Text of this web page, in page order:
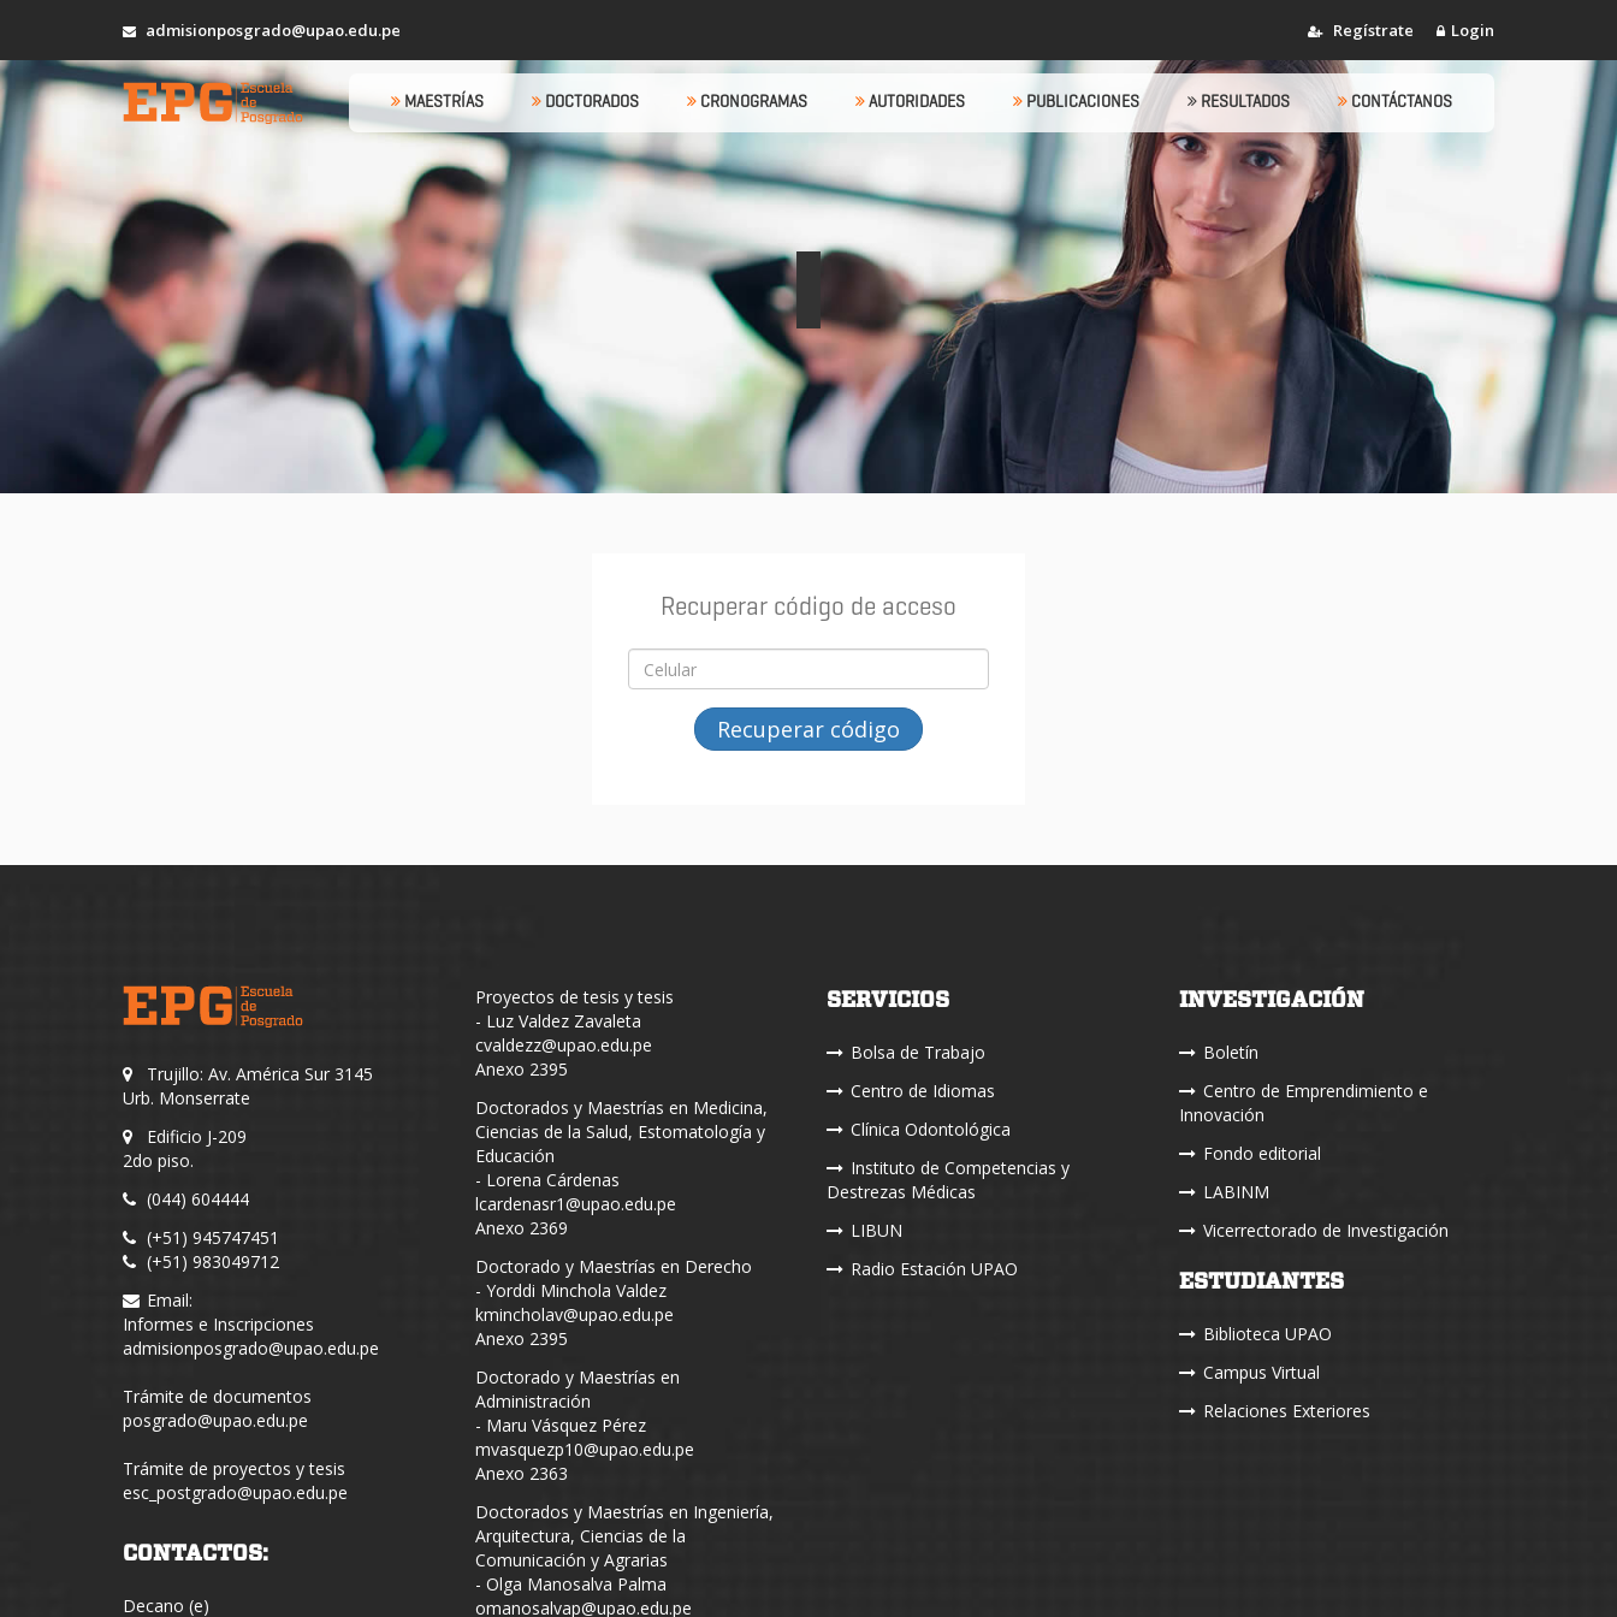
admisionposgrado@upao.edu.pe Regístrate Login
MAESTRÍAS DOCTORADOS CRONOGRAMAS AUTORIDADES PUBLICACIONES RESULTADOS CONTÁCTANOS
Recuperar código de acceso
Recuperar código
Trujillo: Av. América Sur 3145
Urb. Monserrate
Edificio J-209
2do piso.
(044) 604444
(+51) 945747451
(+51) 983049712
Email:
Informes e Inscripciones
admisionposgrado@upao.edu.pe
Trámite de documentos
posgrado@upao.edu.pe
Trámite de proyectos y tesis
esc_postgrado@upao.edu.pe
CONTACTOS:
Decano (e)
Proyectos de tesis y tesis
- Luz Valdez Zavaleta
cvaldezz@upao.edu.pe
Anexo 2395
Doctorados y Maestrías en Medicina,
Ciencias de la Salud, Estomatología y
Educación
- Lorena Cárdenas
lcardenasr1@upao.edu.pe
Anexo 2369
Doctorado y Maestrías en Derecho
- Yorddi Minchola Valdez
kmincholav@upao.edu.pe
Anexo 2395
Doctorado y Maestrías en
Administración
- Maru Vásquez Pérez
mvasquezp10@upao.edu.pe
Anexo 2363
Doctorados y Maestrías en Ingeniería,
Arquitectura, Ciencias de la
Comunicación y Agrarias
- Olga Manosalva Palma
omanosalvap@upao.edu.pe
SERVICIOS
Bolsa de Trabajo
Centro de Idiomas
Clínica Odontológica
Instituto de Competencias y
Destrezas Médicas
LIBUN
Radio Estación UPAO
INVESTIGACIÓN
Boletín
Centro de Emprendimiento e
Innovación
Fondo editorial
LABINM
Vicerrectorado de Investigación
ESTUDIANTES
Biblioteca UPAO
Campus Virtual
Relaciones Exteriores